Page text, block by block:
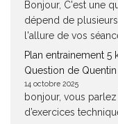
Bonjour, C'est une
dépend de
l'allure de vos
Plan entrainement 5
Question de Quentin
14 octobre 2025
bonjour, vous
d’exercices